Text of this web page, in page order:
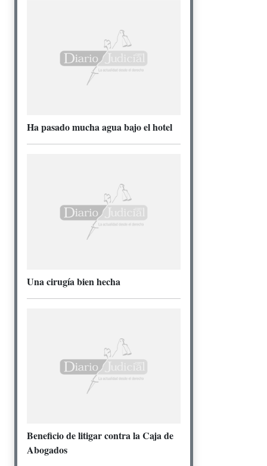
Ha pasado mucha agua bajo el hotel
Una cirugía bien hecha
Beneficio de litigar contra la Caja de
Abogados